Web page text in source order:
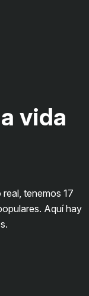
vida
tenemos 17
Aquí hay